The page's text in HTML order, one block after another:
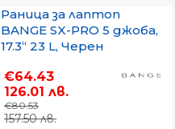
Раница за лаптоп
BANGE SX-PRO 5 джоба,
17.3“ 23 L, Черен
€64.43
126.01 лв.
€80.53
157.50 лв.